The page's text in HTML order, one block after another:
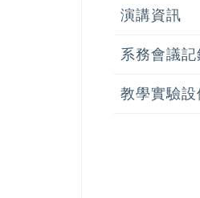
演講資訊
系務會議記
教學實驗設